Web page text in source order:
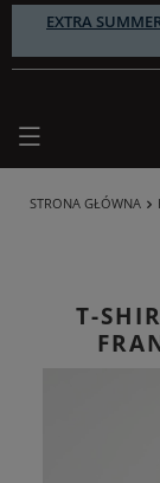
EXTRA
STRONA GŁÓWNA
T-